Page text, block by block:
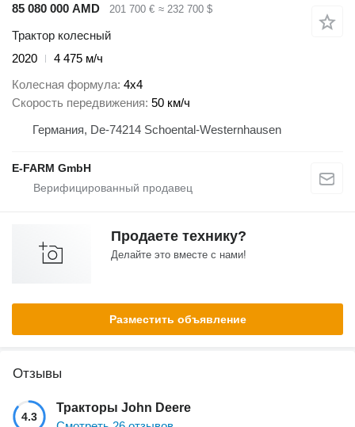
85 080 000 AMD
201 700 € ≈ 232 700 $
Трактор колесный
2020
4 475 м/ч
Колесная формула 4x4
Скорость передвижения 50 км/ч
Германия, De-74214 Schoental-Westernhausen
E-FARM GmbH
Продаете технику?
Делайте это вместе с нами!
Разместить объявление
Отзывы
4.3
Тракторы John Deere